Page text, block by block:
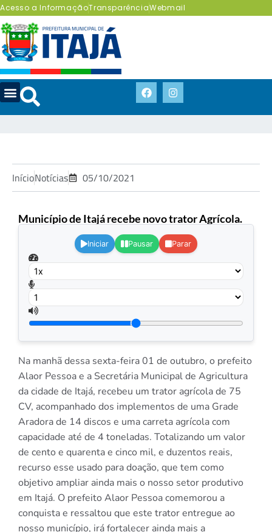
Acesso a InformaçãoTransparênciaWebmail
InícioNotícias 05/10/2021
Município de Itajá recebe novo trator Agrícola.
Iniciar Pausar Parar
Na manhã dessa sexta-feira 01 de outubro, o prefeito
Alaor Pessoa e a Secretária Municipal de Agricultura
da cidade de Itajá, recebeu um trator agrícola de 75
CV, acompanhado dos implementos de uma Grade
Aradora de 14 discos e uma carreta agrícola com
capacidade até de 4 toneladas. Totalizando um valor
de cento e quarenta e cinco mil, e duzentos reais,
recurso esse usado para doação, que tem como
objetivo ampliar ainda mais o nosso setor produtivo
em Itajá. O prefeito Alaor Pessoa comemorou a
conquista e ressaltou que este trator entregue ao
nosso município, irá fortalecer ainda mais a